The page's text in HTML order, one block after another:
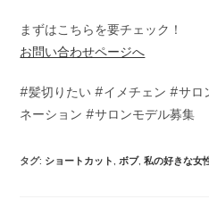
まずはこちらを要チェック！
お問い合わせページへ
#髪切りたい #イメチェン #サロ
ネーション #サロンモデル募集
タグ: ショートカット, ボブ, 私の好きな女